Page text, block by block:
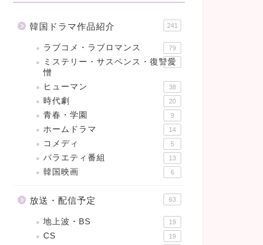
韓国ドラマ作品紹介 241
ラブコメ・ラブロマンス 79
ミステリー・サスペンス・復讐愛
憎
47
ヒューマン 38
時代劇 20
青春・学園 9
ホームドラマ 14
コメディ 5
バラエティ番組 13
韓国映画 6
放送・配信予定 63
地上波・BS 19
CS 19